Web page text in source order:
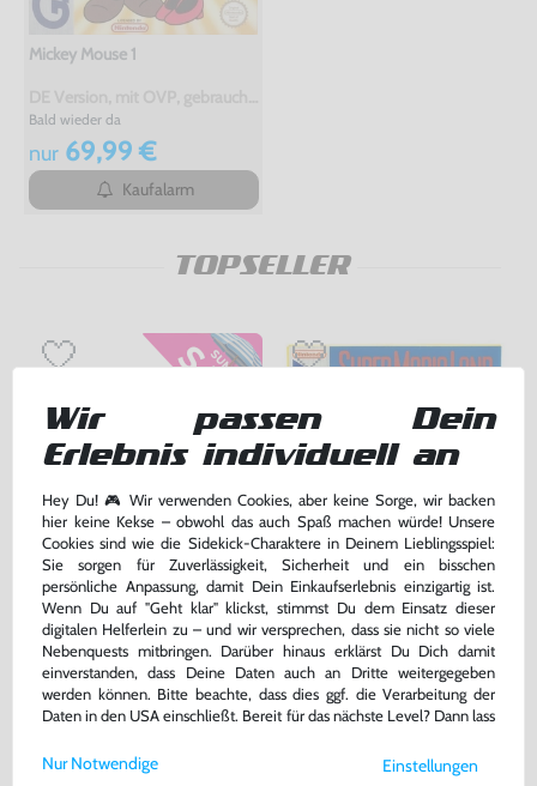
Mickey Mouse 1
Bald wieder da
nur69,99 €
Kaufalarm
TOPSELLER
6 Original Nintendo Cases -
Hüllen für Module
gebraucht
-10% bisher 12,99 €
jetzt nur11,69 €
Warenkorb
Super Mario Land 1
Modul, gebraucht
nur47,99 €
Warenkorb
Wir passen Dein
Erlebnis individuell an
Hey Du! 🎮 Wir verwenden Cookies, aber keine Sorge, wir backen
hier keine Kekse – obwohl das auch Spaß machen würde! Unsere
Cookies sind wie die Sidekick-Charaktere in Deinem Lieblingsspiel:
Sie sorgen für Zuverlässigkeit, Sicherheit und ein bisschen
persönliche Anpassung, damit Dein Einkaufserlebnis einzigartig ist.
Wenn Du auf "Geht klar" klickst, stimmst Du dem Einsatz dieser
digitalen Helferlein zu – und wir versprechen, dass sie nicht so viele
Nebenquests mitbringen. Darüber hinaus erklärst Du Dich damit
einverstanden, dass Deine Daten auch an Dritte weitergegeben
werden können. Bitte beachte, dass dies ggf. die Verarbeitung der
Daten in den USA einschließt. Bereit für das nächste Level? Dann lass
Weitere Informationen zu den von uns verwendeten Cookies und
Einstellungen
Nur Notwendige